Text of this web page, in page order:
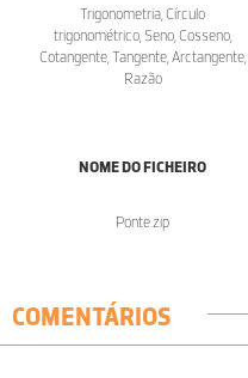
Trigonometria, Círculo
trigonométrico, Seno, Cosseno,
Cotangente, Tangente, Arctangente,
Razão
NOME DO FICHEIRO
Ponte.zip
COMENTÁRIOS